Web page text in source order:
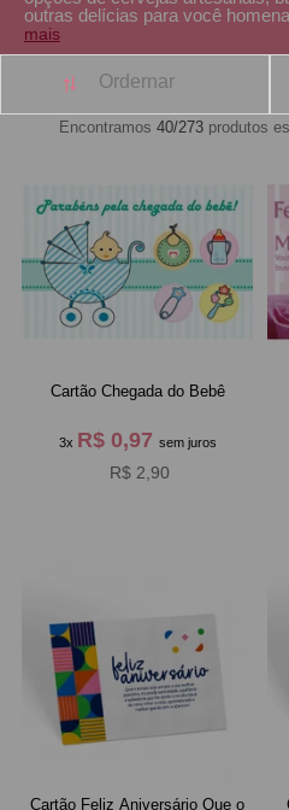
outras delícias para você
mais
Ordernar
Encontramos40/273 produtos
Cartão Chegada do Bebê
3x R$ 0,97 sem juros
R$ 2,90
Cartão Feliz Aniversário Que o